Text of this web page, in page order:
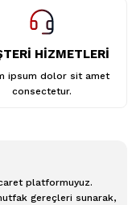
HİZMETLERİ
ipsum dolor sit amet
consectetur.
platformuyuz.
gereçleri sunarak,